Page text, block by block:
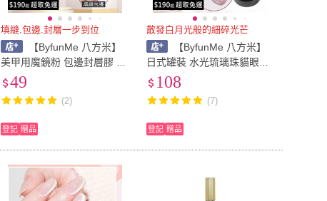
填縫.包邊.封層一步到位
【ByfunMe 八方米】
美甲用魔鏡粉 包邊封層膠 包
邊膠 細刷毛封層膠 蹭粉專用
材料 NailsMall
49
(2)
登記 贈品
散發白月光般的細碎光芒
【ByfunMe 八方米】
日式罐裝 水光琉璃珠貓眼膠
鮫人の淚裸色貓眼 人氣貓眼
Mall
108
(7)
登記 贈品